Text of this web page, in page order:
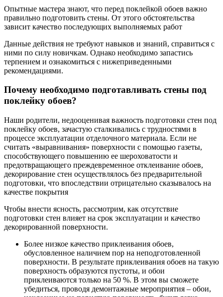
Опытные мастера знают, что перед поклейкой обоев важно
правильно подготовить стены. От этого обстоятельства
зависит качество последующих выполняемых работ
Данные действия не требуют навыков и знаний, справиться с
ними по силу новичкам. Однако необходимо запастись
терпением и ознакомиться с нижеприведенными
рекомендациями.
Почему необходимо подготавливать стены под
поклейку обоев?
Наши родители, недооценивая важность подготовки стен под
поклейку обоев, зачастую сталкивались с трудностями в
процессе эксплуатации отделочного материала. Если не
считать «выравнивания» поверхности с помощью газеты,
способствующего повышению ее шероховатости и
предотвращающего преждевременное отклеивание обоев,
декорирование стен осуществлялось без предварительной
подготовки, что впоследствии отрицательно сказывалось на
качестве покрытия
Чтобы внести ясность, рассмотрим, как отсутствие
подготовки стен влияет на срок эксплуатации и качество
декорированной поверхности.
Более низкое качество приклеивания обоев,
обусловленное наличием пор на неподготовленной
поверхности. В результате приклеивания обоев на такую
поверхность образуются пустоты, и обои
приклеиваются только на 50 %. В этом вы сможете
убедиться, проводя демонтажные мероприятия – обои,